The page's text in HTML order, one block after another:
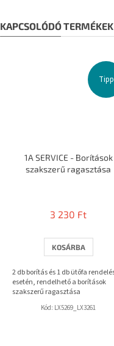
KAPCSOLÓDÓ TERMÉKEK
Tipp
1A SERVICE - Borítások
szakszerű ragasztása
átlagos
értékelése
ből
3,7
csillag.
3 230 Ft
KOSÁRBA
2 db borítás és 1 db ütőfa
esetén, rendelhető a borítások
szakszerű ragasztása
Kód: LX5269_LX3261